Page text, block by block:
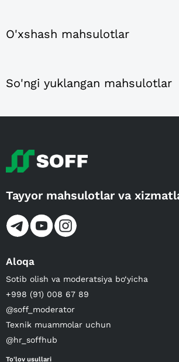
O'xshash mahsulotlar
So'ngi yuklangan mahsulotlar
Tayyor mahsulotlar va
Aloqa
Sotib olish va moderatsiya bo‘yicha
+998 (91) 008 67 89
@soff_moderator
Texnik muammolar uchun
@hr_soffhub
To'lov usullari